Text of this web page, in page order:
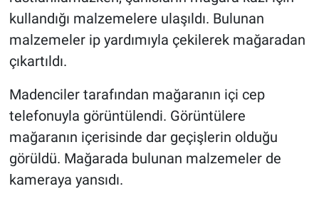
kullandığı malzemelere ulaşıldı. Bulunan
malzemeler ip yardımıyla çekilerek mağaradan
çıkartıldı.
Madenciler tarafından mağaranın içi cep
telefonuyla görüntülendi. Görüntülere
mağaranın içerisinde dar geçişlerin olduğu
görüldü. Mağarada bulunan malzemeler de
kameraya yansıdı.